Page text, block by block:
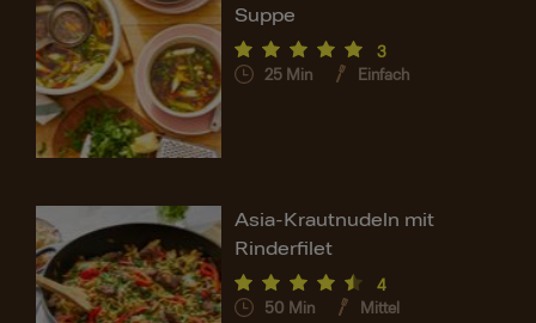
Suppe
3
25 Min Einfach
Asia-Krautnudeln mit
Rinderfilet
4
50 Min Mittel